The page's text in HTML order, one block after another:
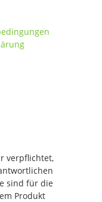
verpflichtet,
sind für die
Produkt